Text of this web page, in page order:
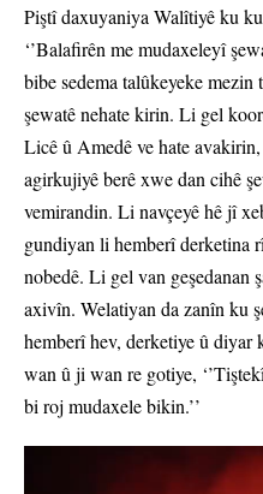
Piştî daxuyaniya Walîtiyê ku
‘’Balafirên me mudaxeleyî
bibe sedema talûkeyeke
şewatê nehate kirin. Li gel
Licê û Amedê ve hate
agirkujiyê berê xwe dan cihê
vemirandin. Li navçeyê hê jî
gundiyan li hemberî derketina
nobedê. Li gel van geşedanan
axivîn. Welatiyan da zanîn ku
hemberî hev, derketiye û
wan û ji wan re gotiye,
bi roj mudaxele bikin.’’